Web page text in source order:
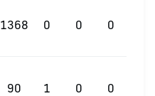
1368 0 0 0
90 1 0 0